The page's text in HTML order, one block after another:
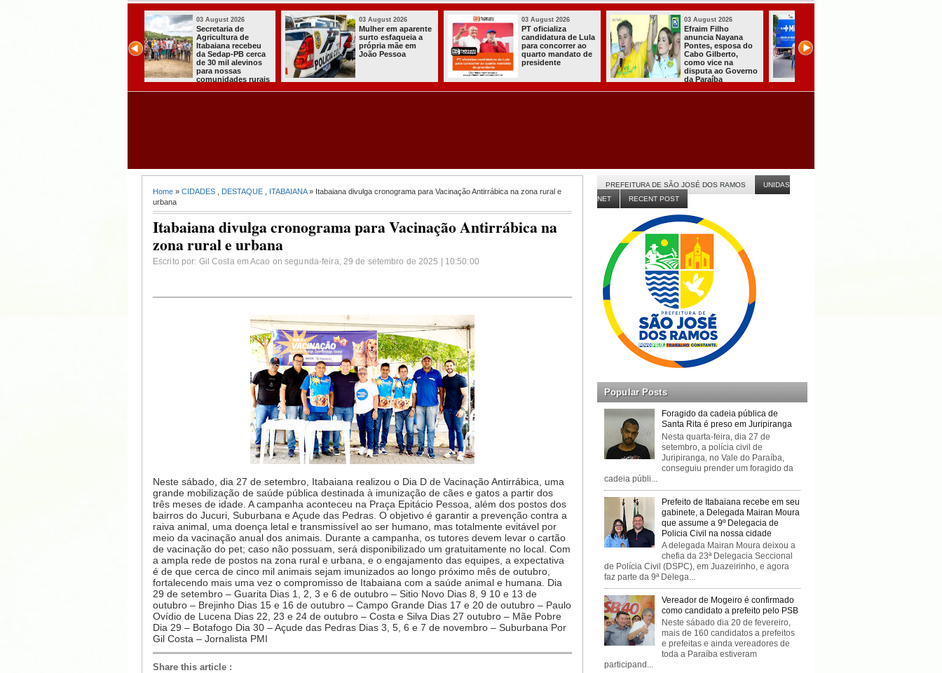
Itabaiana recebeu
da Sedap-PB cerca
03 August 2026
Mulher em aparente
surto esfaqueia a
própria mãe em
João Pessoa
03 August 2026
PT oficializa
candidatura de Lula
para concorrer ao
quarto mandato de
03 August 2026
Efraim Filho
anuncia Nayana
Pontes, esposa do
Cabo Gilberto,
como vice na
disputa ao Governo
31 July 2026
A CARRETA DO
AGORA TEM
ESPECIALISTAS
CHEGOU À
ITABAIANA
Home » CIDADES DESTAQUE ITABAIANA» Itabaiana divulga cronograma para Vacinação Antirrábica na zona rural e
urbana
Itabaiana divulga cronograma para Vacinação Antirrábica na
zona rural e urbana
Escrito por: Gil Costa em Acao on segunda-feira, 29 de setembro de 2025 | 10:50:00
Neste sábado, dia 27 de setembro, Itabaiana realizou o Dia D de Vacinação Antirrábica, uma
grande mobilização de saúde pública destinada à imunização de cães e gatos a partir dos
três meses de idade. A campanha aconteceu na Praça Epitácio Pessoa, além dos postos dos
bairros do Jucuri, Suburbana e Açude das Pedras. O objetivo é garantir a prevenção contra a
raiva animal, uma doença letal e transmissível ao ser humano, mas totalmente evitável por
meio da vacinação anual dos animais. Durante a campanha, os tutores devem levar o cartão
de vacinação do pet; caso não possuam, será disponibilizado um gratuitamente no local. Com
a ampla rede de postos na zona rural e urbana, e o engajamento das equipes, a expectativa
é de que cerca de cinco mil animais sejam imunizados ao longo próximo mês de outubro,
fortalecendo mais uma vez o compromisso de Itabaiana com a saúde animal e humana. Dia
29 de setembro – Guarita Dias 1, 2, 3 e 6 de outubro – Sitio Novo Dias 8, 9 10 e 13 de
outubro – Brejinho Dias 15 e 16 de outubro – Campo Grande Dias 17 e 20 de outubro – Paulo
Ovídio de Lucena Dias 22, 23 e 24 de outubro – Costa e Silva Dias 27 outubro – Mãe Pobre
Dia 29 – Botafogo Dia 30 – Açude das Pedras Dias 3, 5, 6 e 7 de novembro – Suburbana Por
Gil Costa – Jornalista PMI
Share this article :
PREFEITURA DE SÃO JOSÉ DOS RAMOS
UNIDAS
NET
RECENT POST
Popular Posts
Foragido da cadeia pública de
Santa Rita é preso em Juripiranga
Nesta quarta-feira, dia 27 de
setembro, a polícia civil de
Juripiranga, no Vale do Paraíba,
conseguiu prender um foragido da
cadeia públi...
Prefeito de Itabaiana recebe em seu
gabinete, a Delegada Mairan Moura
que assume a 9º Delegacia de
Policia Civil na nossa cidade
A delegada Mairan Moura deixou a
chefia da 23ª Delegacia Seccional
de Polícia Civil (DSPC), em Juazeirinho, e agora
faz parte da 9ª Delega...
Vereador de Mogeiro é confirmado
como candidato a prefeito pelo PSB
Neste sábado dia 20 de fevereiro,
mais de 160 candidatos a prefeitos
e prefeitas e ainda vereadores de
toda a Paraíba estiveram
participand...